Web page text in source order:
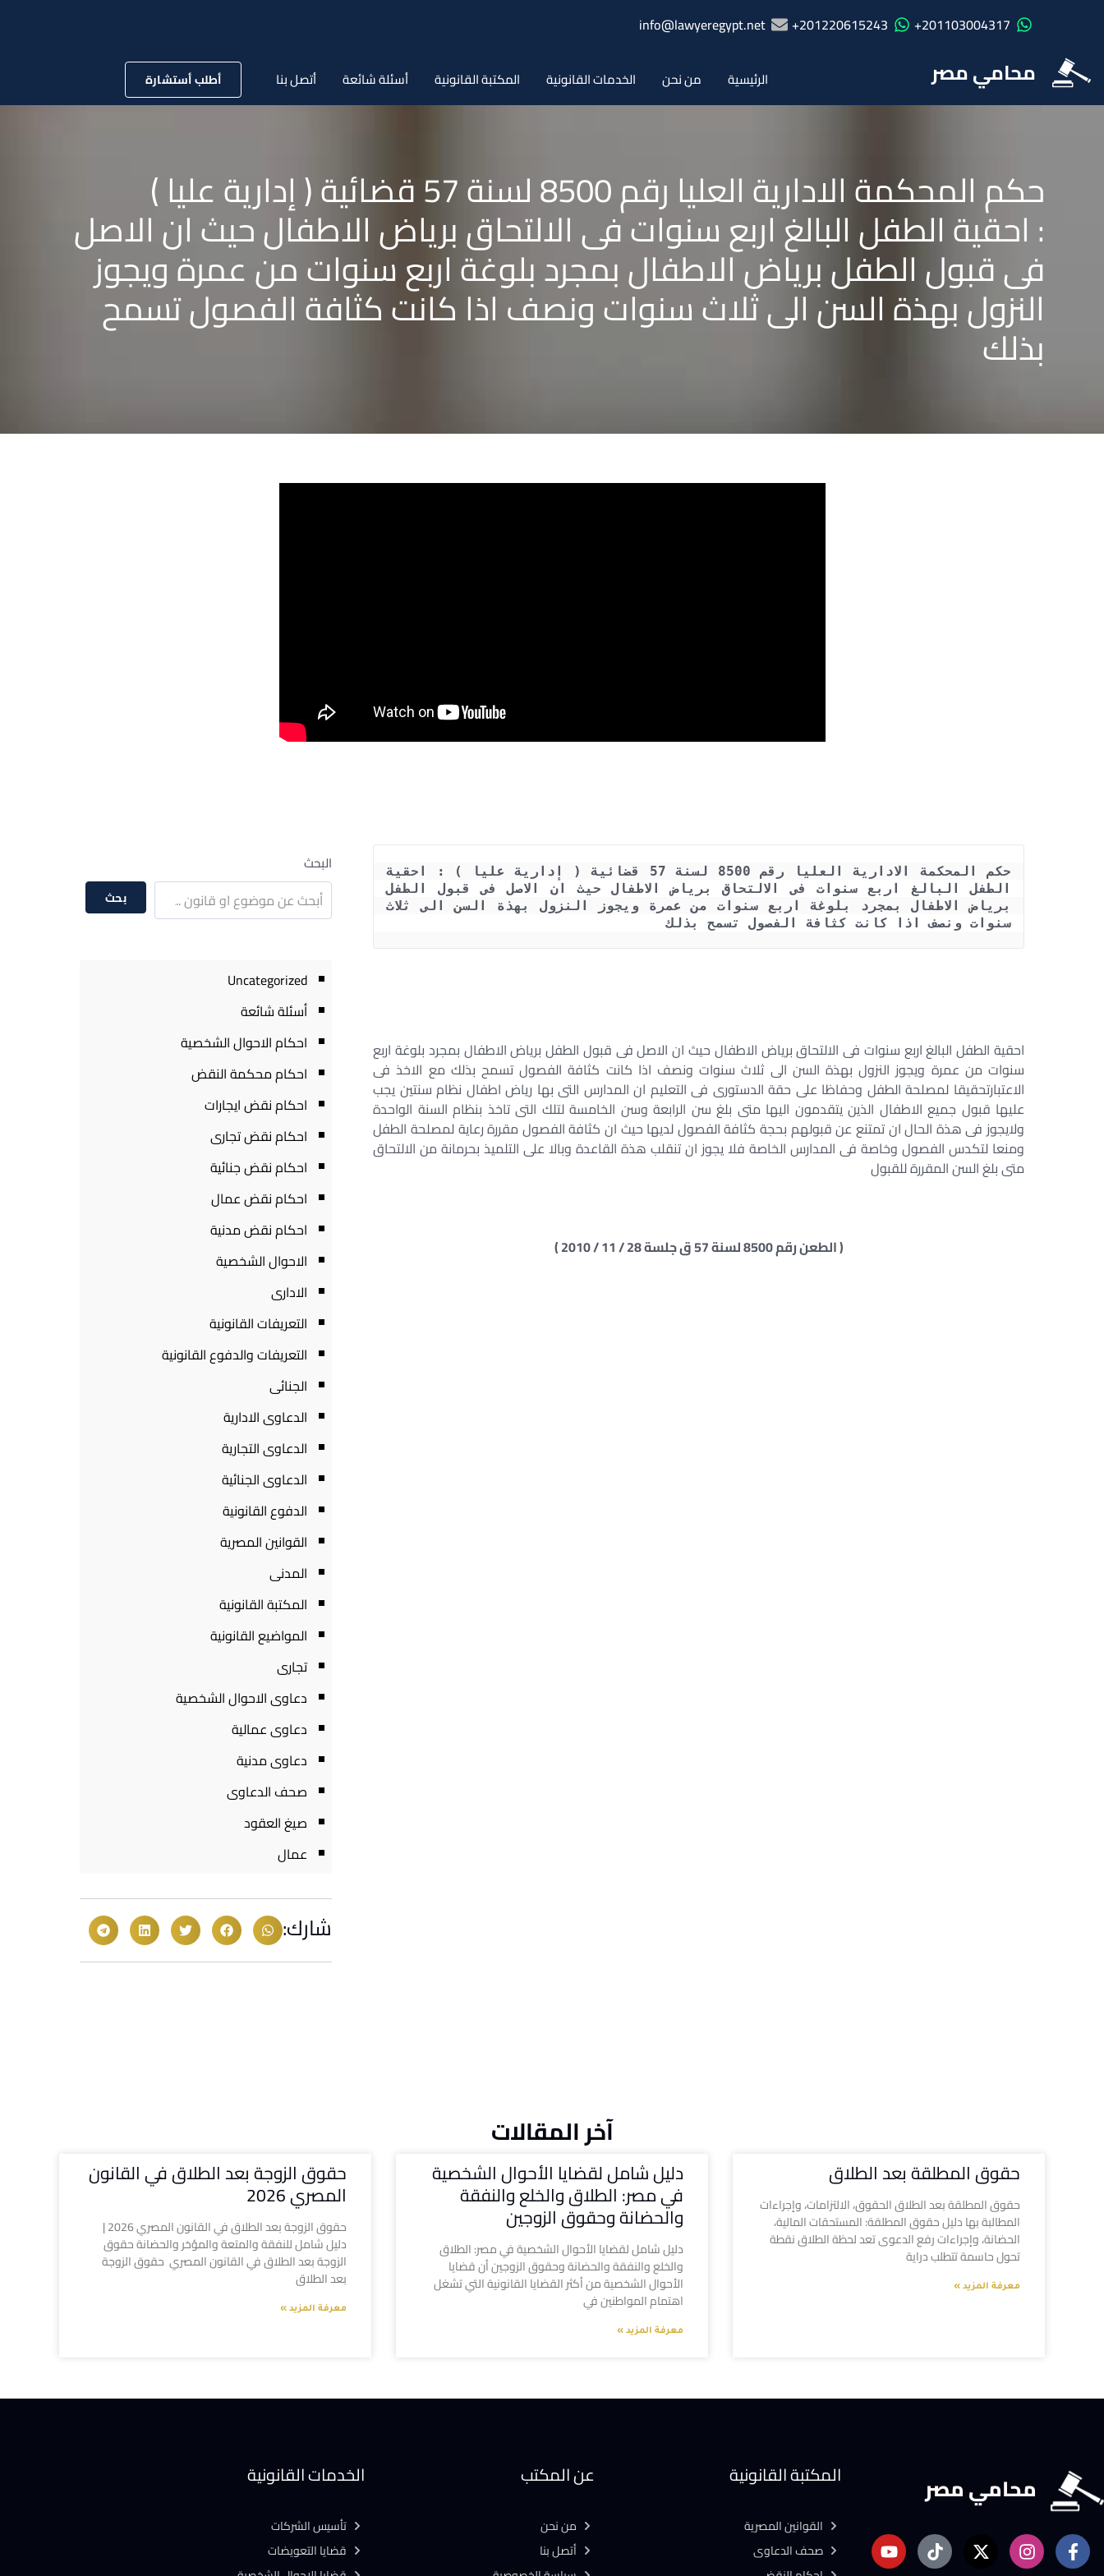
201103004317+
201220615243+
info@lawyeregypt.net
محامي مصر الرئيسية من نحن الخدمات القانونية المكتبة القانونية أسئلة شائعة أتصل بنا أطلب أستشارة
حكم المحكمة الادارية العليا رقم 8500 لسنة 57 قضائية ( إدارية عليا )
: احقية الطفل البالغ اربع سنوات فى الالتحاق برياض الاطفال حيث ان الاصل
فى قبول الطفل برياض الاطفال بمجرد بلوغة اربع سنوات من عمرة ويجوز
النزول بهذة السن الى ثلاث سنوات ونصف اذا كانت كثافة الفصول تسمح
بذلك
حكم المحكمة الادارية العليا رقم 8500 لسنة 57 قضائية ( إدارية عليا ) : احقية
الطفل البالغ اربع سنوات فى الالتحاق برياض الاطفال حيث ان الاصل فى قبول الطفل
برياض الاطفال بمجرد بلوغة اربع سنوات من عمرة ويجوز النزول بهذة السن الى ثلاث
سنوات ونصف اذا كانت كثافة الفصول تسمح بذلك
احقية الطفل البالغ اربع سنوات فى الالتحاق برياض الاطفال حيث ان الاصل فى قبول الطفل برياض الاطفال بمجرد بلوغة اربع
سنوات من عمرة ويجوز النزول بهذة السن الى ثلاث سنوات ونصف اذا كانت كثافة الفصول تسمح بذلك مع الاخذ فى
الاعتبارتحقيقا لمصلحة الطفل وحفاظا على حقة الدستورى فى التعليم ان المدارس التى بها رياض اطفال نظام سنتين يجب
عليها قبول جميع الاطفال الذين يتقدمون اليها متى بلغ سن الرابعة وسن الخامسة لتلك التى تاخذ بنظام السنة الواحدة
ولايجوز فى هذة الحال ان تمتنع عن قبولهم بحجة كثافة الفصول لديها حيث ان كثافة الفصول مقررة رعاية لمصلحة الطفل
ومنعا لتكدس الفصول وخاصة فى المدارس الخاصة فلا يجوز ان تنقلب هذة القاعدة وبالا على التلميذ بحرمانة من الالتحاق
متى بلغ السن المقررة للقبول
( الطعن رقم 8500 لسنة 57 ق جلسة 28 / 11 / 2010 )
البحث
بحث
Uncategorized
أسئلة شائعة
احكام الاحوال الشخصية
احكام محكمة النقض
احكام نقض ايجارات
احكام نقض تجارى
احكام نقض جنائية
احكام نقض عمال
احكام نقض مدنية
الاحوال الشخصية
الادارى
التعريفات القانونية
التعريفات والدفوع القانونية
الجنائى
الدعاوى الادارية
الدعاوى التجارية
الدعاوى الجنائية
الدفوع القانونية
القوانين المصرية
المدنى
المكتبة القانونية
المواضيع القانونية
تجارى
دعاوى الاحوال الشخصية
دعاوى عمالية
دعاوى مدنية
صحف الدعاوى
صيغ العقود
عمال
شارك:
آخر المقالات
حقوق المطلقة بعد الطلاق
حقوق المطلقة بعد الطلاق الحقوق، الالتزامات، وإجراءات
المطالبة بها دليل حقوق المطلقة: المستحقات المالية،
الحضانة، وإجراءات رفع الدعوى تعد لحظة الطلاق نقطة
تحول حاسمة تتطلب دراية
معرفة المزيد »
دليل شامل لقضايا الأحوال الشخصية
في مصر: الطلاق والخلع والنفقة
والحضانة وحقوق الزوجين
دليل شامل لقضايا الأحوال الشخصية في مصر: الطلاق
والخلع والنفقة والحضانة وحقوق الزوجين أن قضايا
الأحوال الشخصية من أكثر القضايا القانونية التي تشغل
اهتمام المواطنين في
معرفة المزيد »
حقوق الزوجة بعد الطلاق في القانون
المصري 2026
حقوق الزوجة بعد الطلاق في القانون المصري 2026 |
دليل شامل للنفقة والمتعة والمؤخر والحضانة حقوق
الزوجة بعد الطلاق في القانون المصري حقوق الزوجة
بعد الطلاق
معرفة المزيد »
محامي مصر المكتبة القانونية
القوانين المصرية
صحف الدعاوى
عن المكتب
من نحن
أتصل بنا
الخدمات القانونية
تأسيس الشركات
قضايا التعويضات